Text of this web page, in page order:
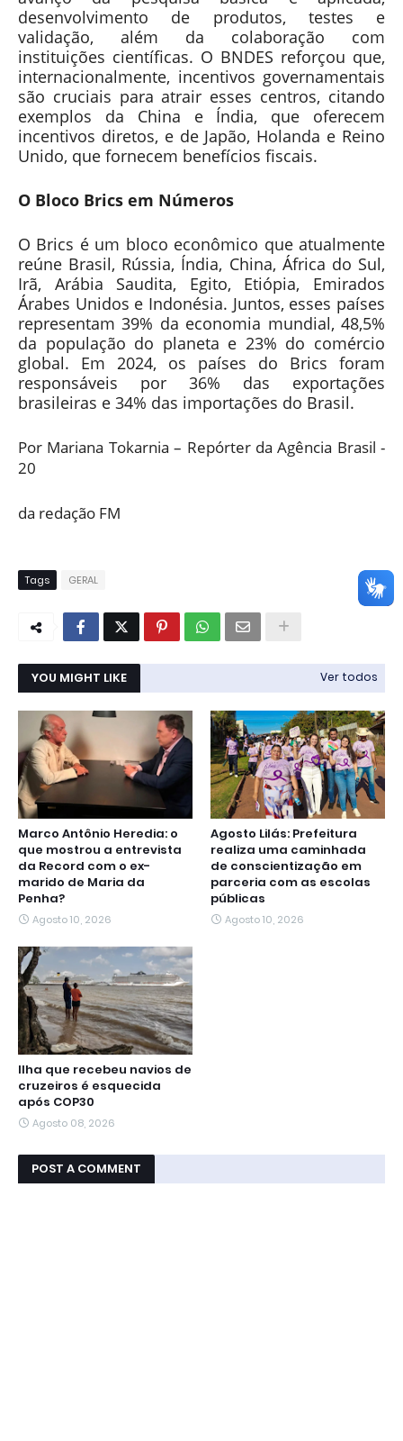
desenvolvimento de produtos, testes e
validação, além da colaboração com
instituições científicas. O BNDES reforçou que,
internacionalmente, incentivos governamentais
são cruciais para atrair esses centros, citando
exemplos da China e Índia, que oferecem
incentivos diretos, e de Japão, Holanda e Reino
Unido, que fornecem benefícios fiscais.
O Bloco Brics em Números
O Brics é um bloco econômico que atualmente
reúne Brasil, Rússia, Índia, China, África do Sul,
Irã, Arábia Saudita, Egito, Etiópia, Emirados
Árabes Unidos e Indonésia. Juntos, esses países
representam 39% da economia mundial, 48,5%
da população do planeta e 23% do comércio
global. Em 2024, os países do Brics foram
responsáveis por 36% das exportações
brasileiras e 34% das importações do Brasil.
Por Mariana Tokarnia – Repórter da Agência Brasil -
20
da redação FM
Tags GERAL
YOU MIGHT LIKE Ver todos
Marco Antônio Heredia: o
que mostrou a entrevista
da Record com o ex-
marido de Maria da
Penha?
Agosto 10, 2026
Agosto Lilás: Prefeitura
realiza uma caminhada
de conscientização em
parceria com as escolas
públicas
Agosto 10, 2026
Ilha que recebeu navios de
cruzeiros é esquecida
após COP30
Agosto 08, 2026
POST A COMMENT